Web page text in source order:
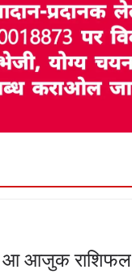
आजुक राशिफल